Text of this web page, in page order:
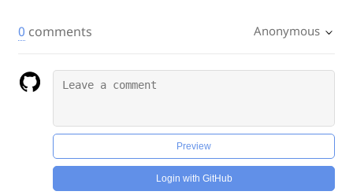
0 comments Anonymous
Preview
Login with GitHub